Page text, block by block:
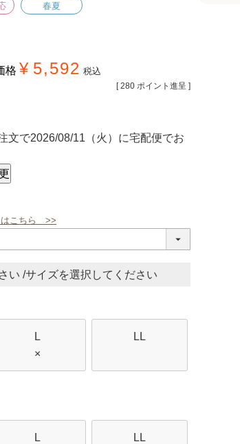
春夏
格 ¥ 5,592 税込
[ 280 ポイント進呈 ]
文で2026/08/11（火） に宅配便でお
はこちら >>
サイズ
L
×
LL
L
LL